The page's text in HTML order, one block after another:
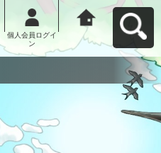
個人会員ログイ
ン
大府市民活動支
援サイト コラビ
アへ戻る